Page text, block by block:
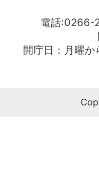
電話
開庁日：月曜